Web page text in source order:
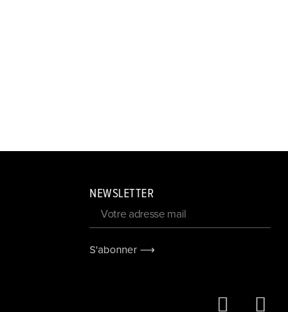
NEWSLETTER
S'abonner ⟶